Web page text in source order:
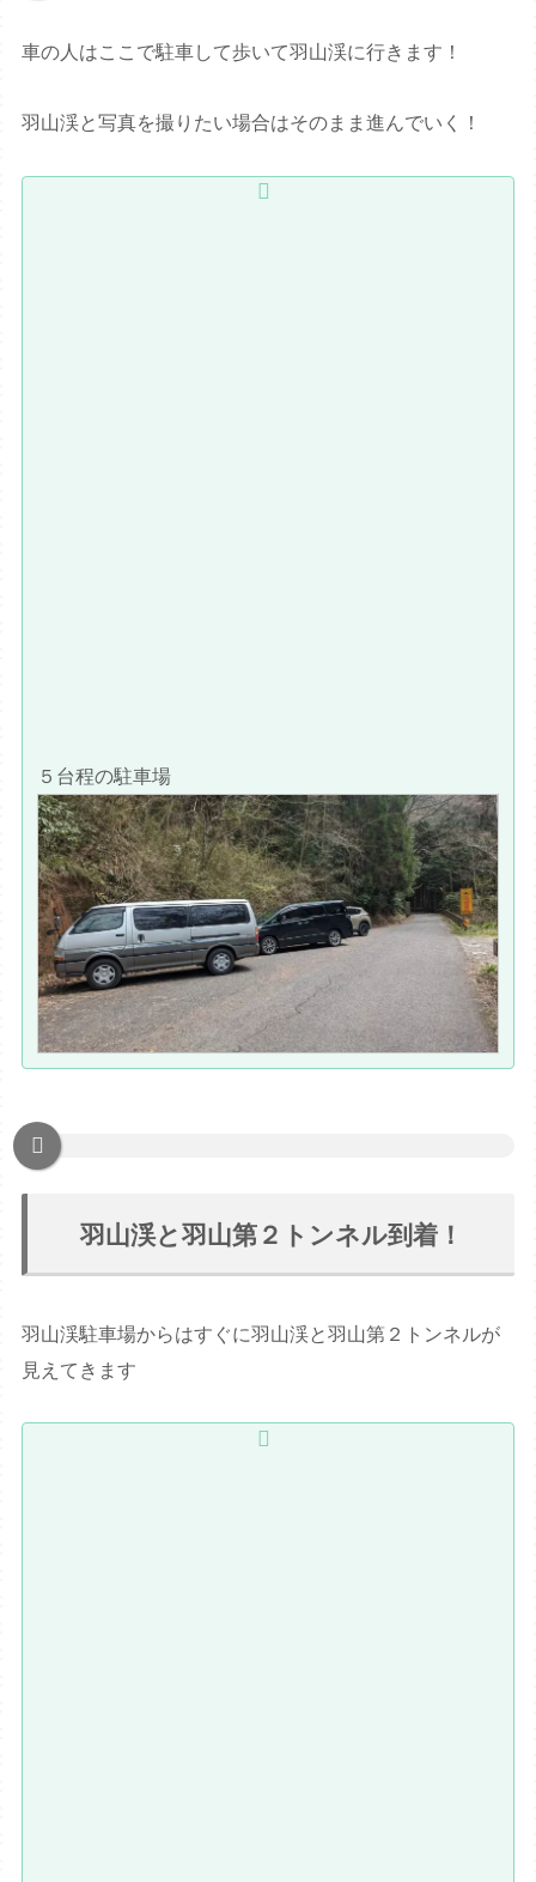
車の人はここで駐車して歩いて羽山渓に行きます！
羽山渓と写真を撮りたい場合はそのまま進んでいく！
５台程の駐車場
羽山渓と羽山第２トンネル到着！
羽山渓駐車場からはすぐに羽山渓と羽山第２トンネルが
見えてきます